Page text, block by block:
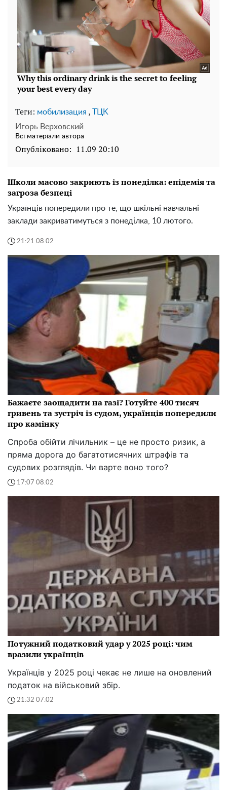
Теги: мобилизация ,
TЦK
Игорь Верховский
Всі матеріали автора
Опубліковано: 11.09 20:10
Школи масово закриють із понеділка: епідемія та
загроза безпеці
Українців попередили про те, що шкільні навчальні
заклади закриватимуться з понеділка, 10 лютого.
21:21 08.02
Бажаєте заощадити на газі? Готуйте 400 тисяч
гривень та зустріч із судом, українців попередили
про камінку
Спроба обійти лічильник – це не просто ризик, а
пряма дорога до багатотисячних штрафів та
судових розглядів. Чи варте воно того?
17:07 08.02
Потужний податковий удар у 2025 році: чим
вразили українців
Українців у 2025 році чекає не лише на оновлений
податок на військовий збір.
21:32 07.02